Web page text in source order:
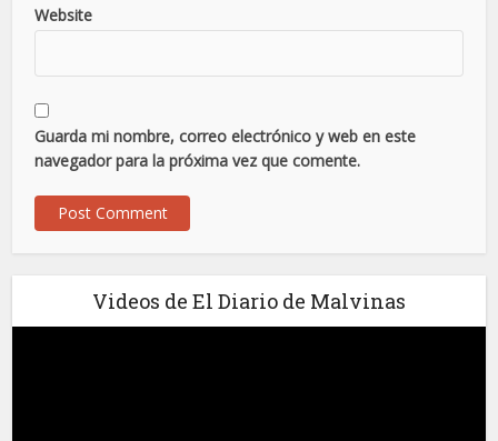
Website
Guarda mi nombre, correo electrónico y web en este
navegador para la próxima vez que comente.
Videos de El Diario de Malvinas